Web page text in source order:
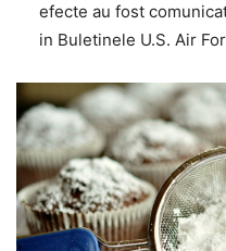
efecte au fost
in Buletinele U.S. Air